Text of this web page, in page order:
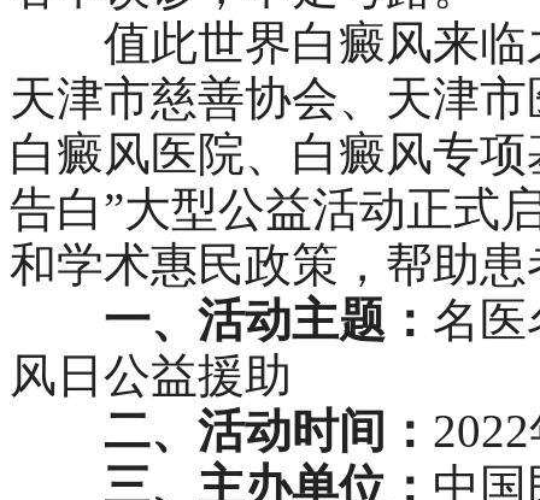
值此世界白癜风来临
天津市慈善协会、天津
白癜风医院、白癜风专
告白”大型公益活动正式
和学术惠民政策，帮助
一、活动主题： 名医
风日公益援助
二、活动时间：
三、主办单位： 中